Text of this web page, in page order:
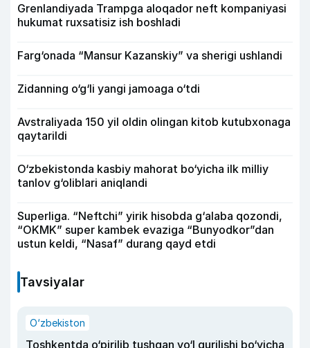
Grenlandiyada Trampga aloqador neft kompaniyasi
hukumat ruxsatisiz ish boshladi
Farg‘onada “Mansur Kazanskiy” va sherigi ushlandi
Zidanning o‘g‘li yangi jamoaga o‘tdi
Avstraliyada 150 yil oldin olingan kitob kutubxonaga
qaytarildi
O‘zbekistonda kasbiy mahorat bo‘yicha ilk milliy
tanlov g‘oliblari aniqlandi
Superliga. “Neftchi” yirik hisobda g‘alaba qozondi,
“OKMK” super kambek evaziga “Bunyodkor”dan
ustun keldi, “Nasaf” durang qayd etdi
Tavsiyalar
O‘zbekiston
Toshkentda o‘pirilib tushgan yo‘l qurilishi bo‘yicha